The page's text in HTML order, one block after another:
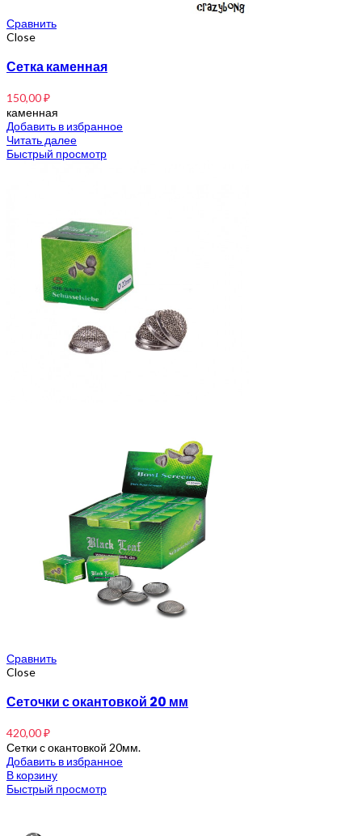
Сравнить
Close
Сетка каменная
150,00₽
каменная
Добавить в избранное
Читать далее
Быстрый просмотр
Сравнить
Close
Сеточки с окантовкой 20 мм
420,00₽
Сетки с окантовкой 20мм.
Добавить в избранное
В корзину
Быстрый просмотр